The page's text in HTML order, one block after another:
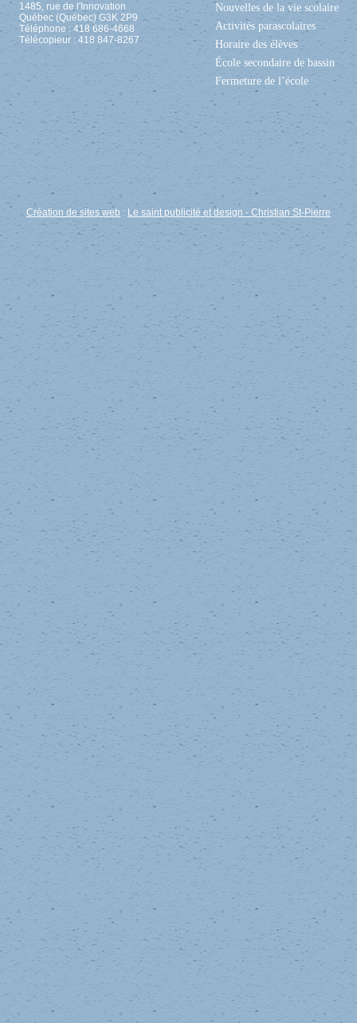
1485, rue de l'Innovation
Québec (Québec) G3K 2P9
Téléphone : 418 686-4668
Télécopieur : 418 847-8267
Nouvelles de la vie scolaire
Activités parascolaires
Horaire des élèves
École secondaire de bassin
Fermeture de l’école
Création de sites web : Le saint publicité et design - Christian St-Pierre